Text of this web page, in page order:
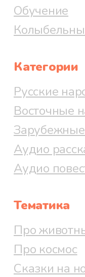
Обучение
Категории
Русские
Восточные
Зарубежные
Аудио
Аудио
Тематика
Про
Про космос
Сказки на